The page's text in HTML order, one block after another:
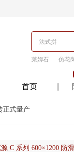
莱姆石
仿花
首页
正式量产
C 系列 600×1200 防